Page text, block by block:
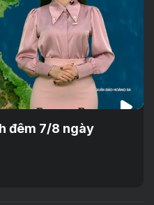
đêm 7/8 ngày